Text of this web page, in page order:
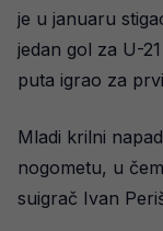
je u januaru
jedan gol za U-
puta igrao za
Mladi krilni
nogometu, u
suigrač Ivan